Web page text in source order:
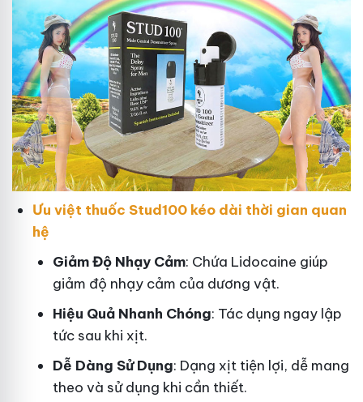
Ưu việt thuốc Stud100 kéo dài thời gian quan
hệ
Giảm Độ Nhạy Cảm: Chứa Lidocaine giúp
giảm độ nhạy cảm của dương vật.
Hiệu Quả Nhanh Chóng: Tác dụng ngay lập
tức sau khi xịt.
Dễ Dàng Sử Dụng: Dạng xịt tiện lợi, dễ mang
theo và sử dụng khi cần thiết.